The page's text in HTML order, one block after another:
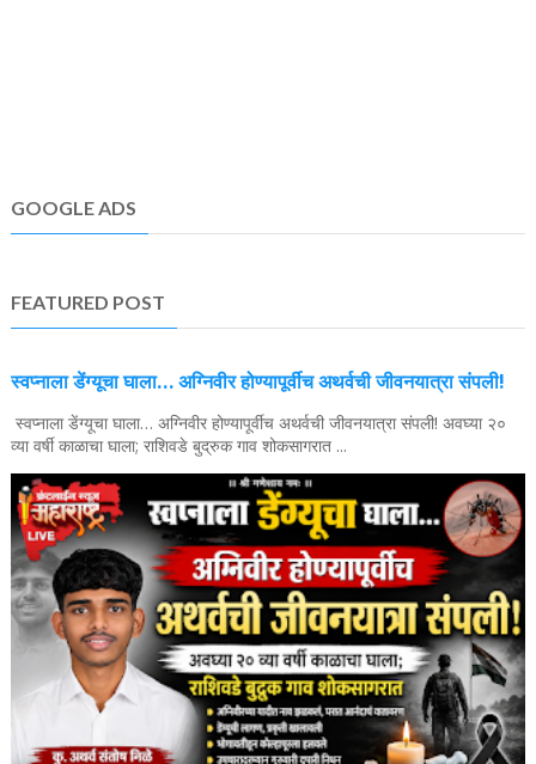
GOOGLE ADS
FEATURED POST
स्वप्नाला डेंग्यूचा घाला… अग्निवीर होण्यापूर्वीच अथर्वची जीवनयात्रा संपली!
स्वप्नाला डेंग्यूचा घाला… अग्निवीर होण्यापूर्वीच अथर्वची जीवनयात्रा संपली! अवघ्या २०
व्या वर्षी काळाचा घाला; राशिवडे बुद्रुक गाव शोकसागरात ...